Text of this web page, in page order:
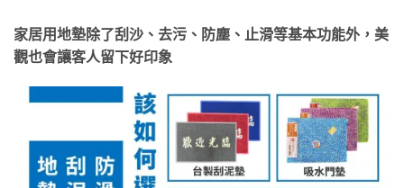
家居用地墊除了刮沙、去污、防塵、止滑等基本功能外，美
觀也會讓客人留下好印象